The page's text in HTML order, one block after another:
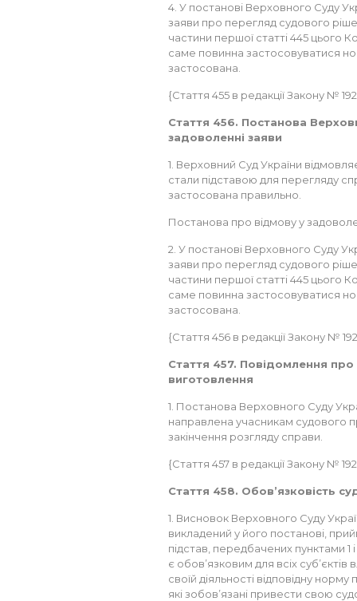
4. У постанові Верховного Суду
заяви про перегляд судового
частини першої статті 445 цього
саме повинна застосовуватися
застосована.
{Стаття 455 в редакції Закону №
Стаття 456. Постанова
задоволенні заяви
1. Верховний Суд України
стали підставою для перегляду
застосована правильно.
Постанова про відмову у
2. У постанові Верховного Суду
заяви про перегляд судового
частини першої статті 445 цього
саме повинна застосовуватися
застосована.
{Стаття 456 в редакції Закону №
Стаття 457. Повідомлення
виготовлення
1. Постанова Верховного Суду
направлена учасникам судового
закінчення розгляду справи.
{Стаття 457 в редакції Закону №
Стаття 458. Обов’язковість
1. Висновок Верховного Суду
викладений у його постанові,
підстав, передбачених пунктами 1
є обов’язковим для всіх
своїй діяльності відповідну норму
які зобов’язані привести свою